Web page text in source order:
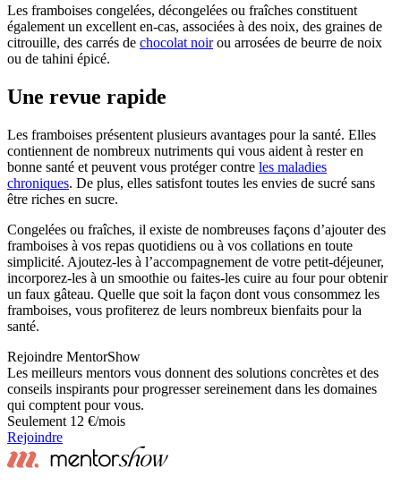
Les framboises congelées, décongelées ou fraîches constituent
également un excellent en-cas, associées à des noix, des graines de
citrouille, des carrés de chocolat noirou arrosées de beurre de noix
ou de tahini épicé.
Une revue rapide
Les framboises présentent plusieurs avantages pour la santé. Elles
contiennent de nombreux nutriments qui vous aident à rester en
bonne santé et peuvent vous protéger contre les maladies
chroniques. De plus, elles satisfont toutes les envies de sucré sans
être riches en sucre.
Congelées ou fraîches, il existe de nombreuses façons d’ajouter des
framboises à vos repas quotidiens ou à vos collations en toute
simplicité. Ajoutez-les à l’accompagnement de votre petit-déjeuner,
incorporez-les à un smoothie ou faites-les cuire au four pour obtenir
un faux gâteau. Quelle que soit la façon dont vous consommez les
framboises, vous profiterez de leurs nombreux bienfaits pour la
santé.
Rejoindre MentorShow
Les meilleurs mentors vous donnent des solutions concrètes et des
conseils inspirants pour progresser sereinement dans les domaines
qui comptent pour vous.
Seulement 12 €/mois
Rejoindre